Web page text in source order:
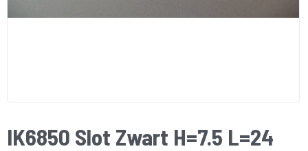
IK6850 Slot Zwart H=7.5 L=24